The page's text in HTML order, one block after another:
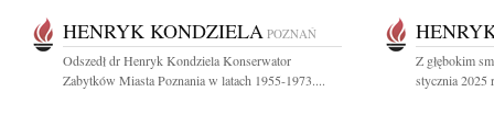
HENRYK KONDZIELA POZNAŃ
Odszedł dr Henryk Kondziela Konserwator
Zabytków Miasta Poznania w latach 1955-1973....
Z głębokim
stycznia 2025